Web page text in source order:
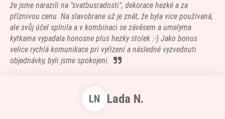
že jsme narazili na "svatbusradosti", dekorace hezké a za
příznivou cenu. Na slavobrane už je znát, že byla vice používaná,
ale svůj účel splnila a v kombinaci se závěsem a umelyma
kytkama vypadala honosne plus hezky stolek :-) Jako bonus
velice rychlá komunikace pri vyřízení a následné vyzvednuti
objednávky, byli jsme spokojeni.
LN Lada N.